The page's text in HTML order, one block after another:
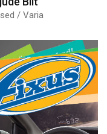
/ Varia